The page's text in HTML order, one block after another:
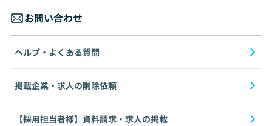
お問い合わせ
ヘルプ・よくある質問
掲載企業・求人の削除依頼
【採用担当者様】資料請求・求人の掲載